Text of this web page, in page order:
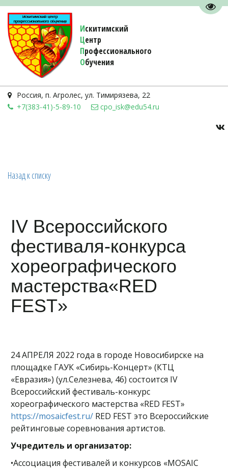
Искитимский
Центр
Профессионального
Обучения
Россия, п. Агролес, ул. Тимирязева, 22
+7(383-41)-5-89-10
cpo_isk@edu54.ru
Назад к списку
IV Всероссийского
фестиваля-конкурса
хореографического
мастерства«RED
FEST»
24 АПРЕЛЯ 2022 года в городе Новосибирске на
площадке ГАУК «Сибирь-Концерт» (КТЦ
«Евразия») (ул.Селезнева, 46) состоится IV
Всероссийский фестиваль-конкурс
хореографического мастерства «RED FEST»
https://mosaicfest.ru/ RED FEST это Всероссийские
рейтинговые соревнования артистов.
Учредитель и организатор:
•Ассоциация фестивалей и конкурсов «MOSAIC